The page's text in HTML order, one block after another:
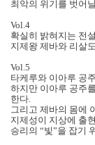
최악의 위기를 벗어
Vol.4
확실히 밝혀지는 전
지제왕 제바와 리살
Vol.5
타케루와 이아루 공
하지만 이아루 공주
한다.
그리고 제바의 몸에
지제성이 지상에 출
승리의 “빛”을 잡기